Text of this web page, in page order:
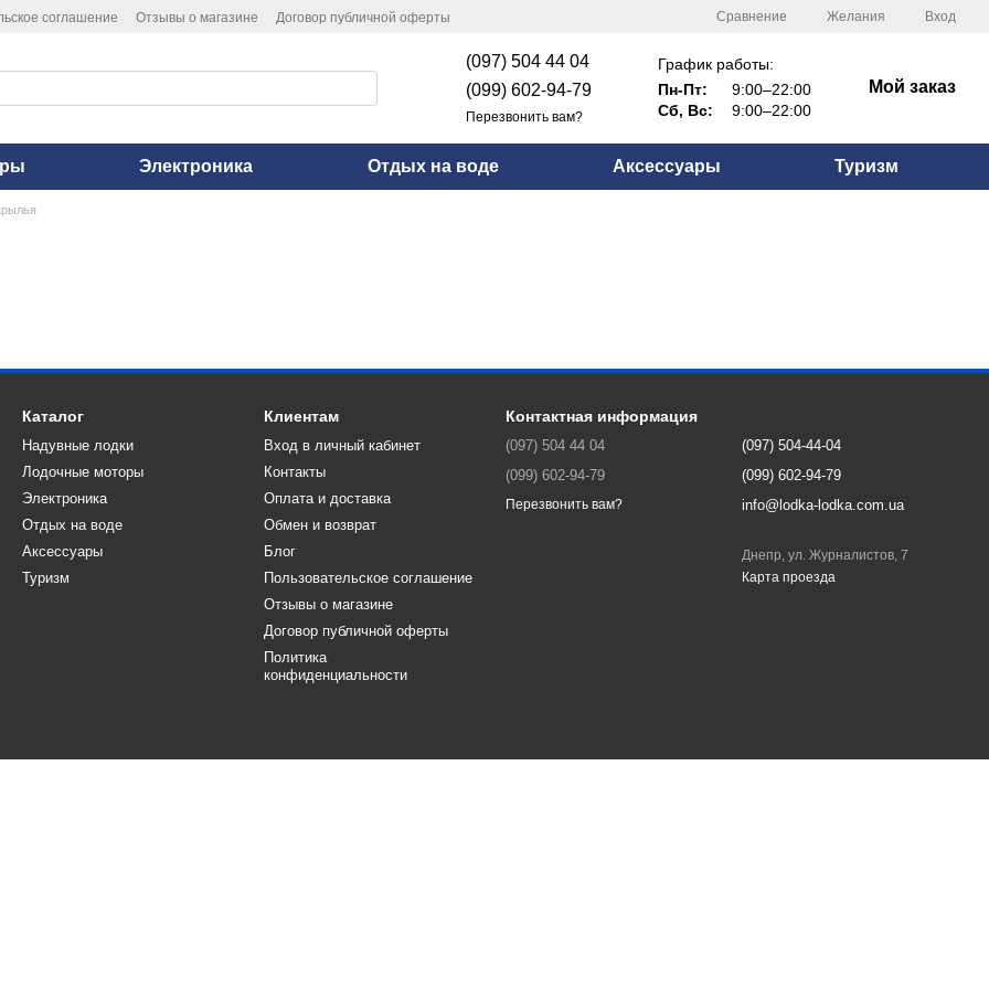
соглашение Отзывы о магазине
Договор публичной оферты
Сравнение Желания Вход
(097) 504 44 04
(099) 602-94-79
Перезвонить вам?
График работы:
Пн-Пт:
9:00–22:00
Сб, Вс:
9:00–22:00
Мой заказ
Электроника Отдых на воде Аксессуары Туризм
Каталог
Надувные лодки
Лодочные моторы
Электроника
Отдых на воде
Аксессуары
Туризм
Клиентам
Вход в личный кабинет
Контакты
Оплата и доставка
Обмен и возврат
Блог
Пользовательское соглашение
Отзывы о магазине
Договор публичной оферты
Политика
конфиденциальности
Контактная информация
(097) 504 44 04
(099) 602-94-79
Перезвонить вам?
(097) 504-44-04
(099) 602-94-79
info@lodka-lodka.com.ua
Днепр, ул. Журналистов, 7
Карта проезда